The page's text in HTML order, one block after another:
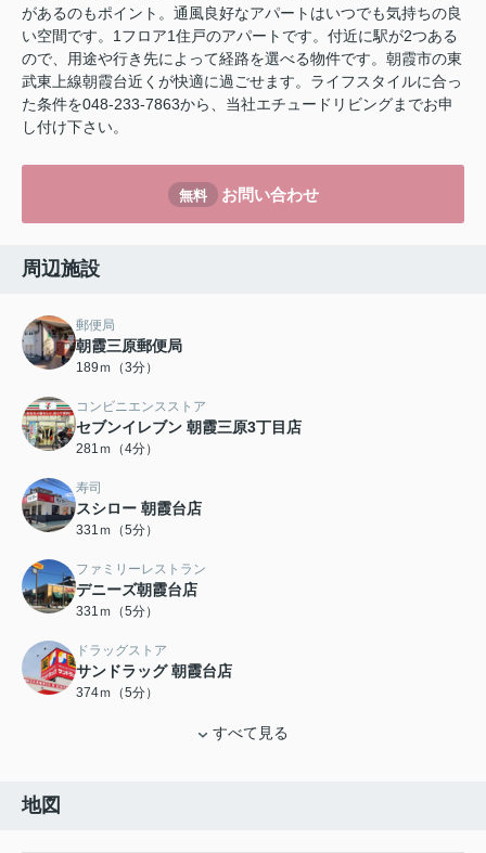
があるのもポイント。通風良好なアパートはいつでも気持ちの良
い空間です。1フロア1住戸のアパートです。付近に駅が2つある
ので、用途や行き先によって経路を選べる物件です。朝霞市の東
武東上線朝霞台近くが快適に過ごせます。ライフスタイルに合っ
た条件を048-233-7863から、当社エチュードリビングまでお申
し付け下さい。
無料 お問い合わせ
周辺施設
郵便局
朝霞三原郵便局
189ｍ（3分）
コンビニエンスストア
セブンイレブン 朝霞三原3丁目店
281ｍ（4分）
寿司
スシロー 朝霞台店
331ｍ（5分）
ファミリーレストラン
デニーズ朝霞台店
331ｍ（5分）
ドラッグストア
サンドラッグ 朝霞台店
374ｍ（5分）
すべて見る
地図